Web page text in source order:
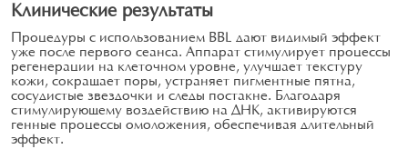
Клинические результаты
Процедуры с использованием BBL дают видимый эффект
уже после первого сеанса. Аппарат стимулирует процессы
регенерации на клеточном уровне, улучшает текстуру
кожи, сокращает поры, устраняет пигментные пятна,
сосудистые звездочки и следы постакне. Благодаря
стимулирующему воздействию на ДНК, активируются
генные процессы омоложения, обеспечивая длительный
эффект.